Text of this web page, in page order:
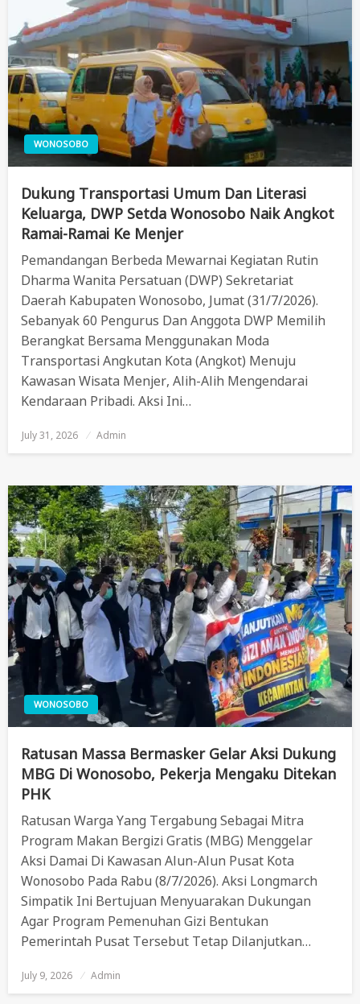
WONOSOBO
Dukung Transportasi Umum Dan Literasi
Keluarga, DWP Setda Wonosobo Naik Angkot
Ramai-Ramai Ke Menjer
Pemandangan Berbeda Mewarnai Kegiatan Rutin
Dharma Wanita Persatuan (DWP) Sekretariat
Daerah Kabupaten Wonosobo, Jumat (31/7/2026).
Sebanyak 60 Pengurus Dan Anggota DWP Memilih
Berangkat Bersama Menggunakan Moda
Transportasi Angkutan Kota (angkot) Menuju
Kawasan Wisata Menjer, Alih-Alih Mengendarai
Kendaraan Pribadi. Aksi Ini…
Posted
On
July 31, 2026 Admin
WONOSOBO
Ratusan Massa Bermasker Gelar Aksi Dukung
MBG Di Wonosobo, Pekerja Mengaku Ditekan
PHK
Ratusan Warga Yang Tergabung Sebagai Mitra
Program Makan Bergizi Gratis (MBG) Menggelar
Aksi Damai Di Kawasan Alun-Alun Pusat Kota
Wonosobo Pada Rabu (8/7/2026). Aksi Longmarch
Simpatik Ini Bertujuan Menyuarakan Dukungan
Agar Program Pemenuhan Gizi Bentukan
Pemerintah Pusat Tersebut Tetap Dilanjutkan…
Posted
On
July 9, 2026 Admin